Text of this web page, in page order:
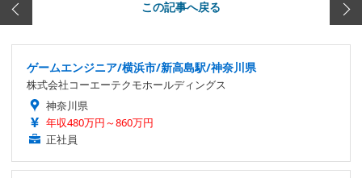
この記事へ戻る
ゲームエンジニア/横浜市/新高島駅/神奈川県
株式会社コーエーテクモホールディングス
神奈川県
年収480万円～860万円
正社員